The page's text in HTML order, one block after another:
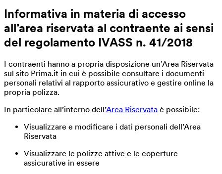
Informativa in materia di accesso
all’area riservata al contraente ai sensi
del regolamento IVASS n. 41/2018
I contraenti hanno a propria disposizione un’Area Riservata
sul sito Prima.it in cui è possibile consultare i documenti
personali relativi al rapporto assicurativo e gestire online la
propria polizza.
In particolare all’interno dell’Area Riservata è possibile:
Visualizzare e modificare i dati personali dell’Area
Riservata
Visualizzare le polizze attive e le coperture
assicurative in essere